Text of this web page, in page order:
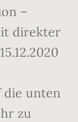
–
direkter
die unten
zu